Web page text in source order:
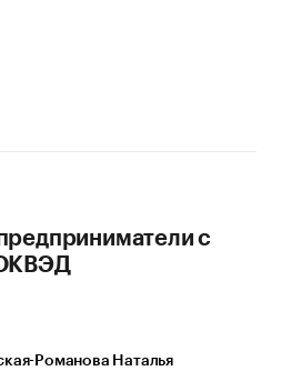
с
Романова Наталья